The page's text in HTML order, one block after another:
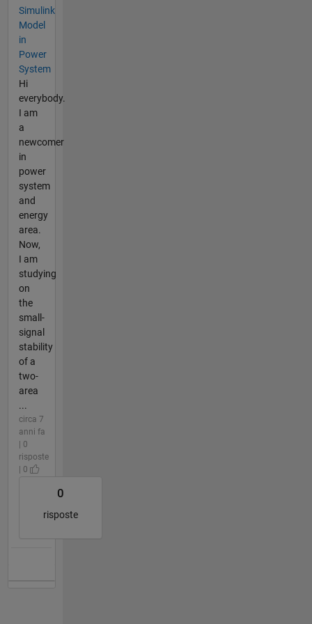
Simulink
Model
in
Power
System
Hi
everybody.
I am
a
newcomer
in
power
system
and
energy
area.
Now,
I am
studying
on
the
small-
signal
stability
of a
two-
area
...
circa 7
anni fa
| 0
risposte
| 0
0
risposte